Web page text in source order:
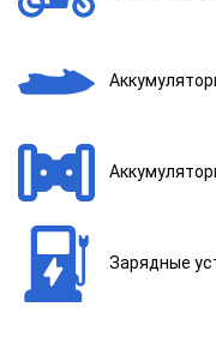
Зарядные